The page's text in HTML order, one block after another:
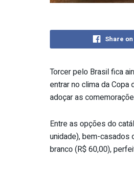
Share
Torcer pelo Brasil fica
entrar no clima da
adoçar as
Entre as opções do
unidade), bem-casados
branco (R$ 60,00),